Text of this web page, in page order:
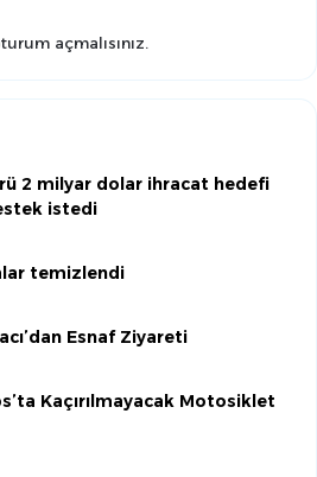
açmalısınız
2 milyar dolar ihracat hedefi
istedi
temizlendi
Esnaf Ziyareti
Kaçırılmayacak Motosiklet